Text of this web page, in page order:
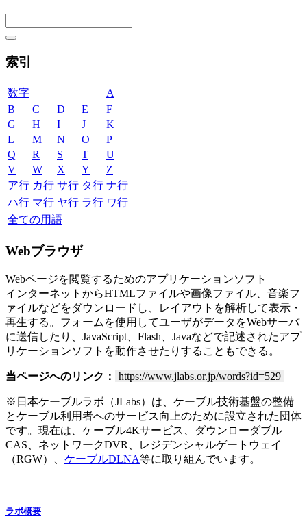
索引
数字
A
B
C D E
F
G
H I J
K
L
M N O
P
Q
R S T
U
V
W X Y
Z
ア行 カ行 サ行 タ行 ナ行
ハ行 マ行 ヤ行 ラ行 ワ行
全ての用語
Webブラウザ
Webページを閲覧するためのアプリケーションソフト
インターネットからHTMLファイルや画像ファイル、音楽フ
ァイルなどをダウンロードし、レイアウトを解析して表示・
再生する。フォームを使用してユーザがデータをWebサーバ
に送信したり、JavaScript、Flash、Javaなどで記述されたアプ
リケーションソフトを動作させたりすることもできる。
当ページへのリンク： https://www.jlabs.or.jp/words?id=529
※日本ケーブルラボ（JLabs）は、ケーブル技術基盤の整備
とケーブル利用者へのサービス向上のために設立された団体
です。現在は、ケーブル4Kサービス、ダウンローダブル
CAS、ネットワークDVR、レジデンシャルゲートウェイ
（RGW）、 ケーブルDLNA等に取り組んでいます。
ラボ概要